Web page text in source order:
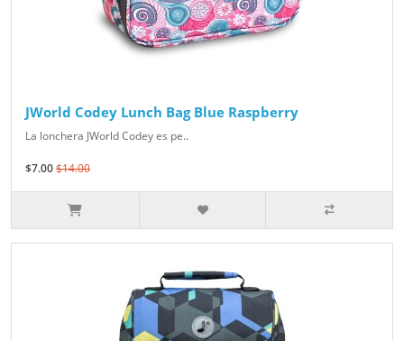
JWorld Codey Lunch Bag Blue Raspberry
La lonchera JWorld Codey es pe..
$7.00$14.00